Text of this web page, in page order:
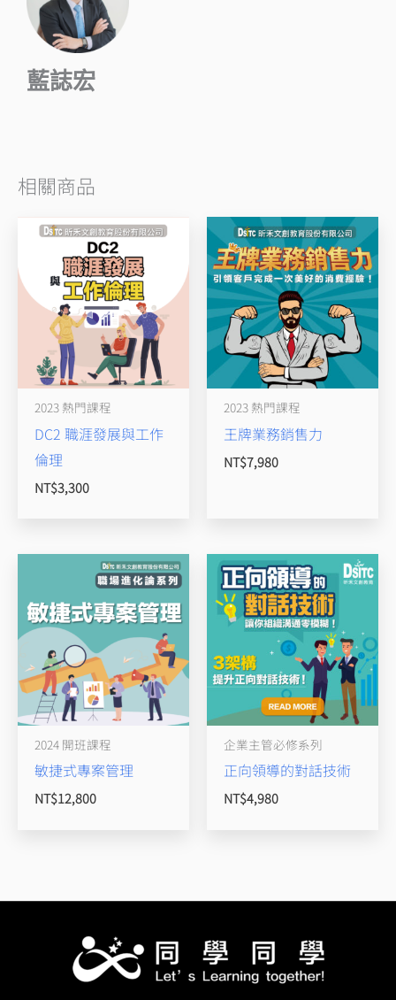
藍誌宏
相關商品
2023 熱門課程
DC2 職涯發展與工作
倫理
NT$3,300
2023 熱門課程
王牌業務銷售力
NT$7,980
2024 開班課程
敏捷式專案管理
NT$12,800
企業主管必修系列
正向領導的對話技術
NT$4,980